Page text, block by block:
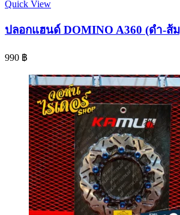
Quick View
ปลอกแฮนด์ DOMINO A360 (ดำ-ส้
990 ฿